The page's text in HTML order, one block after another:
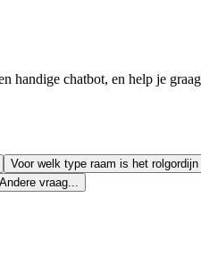
handige chatbot, en help je
Voor welk type raam is het
Andere vraag...